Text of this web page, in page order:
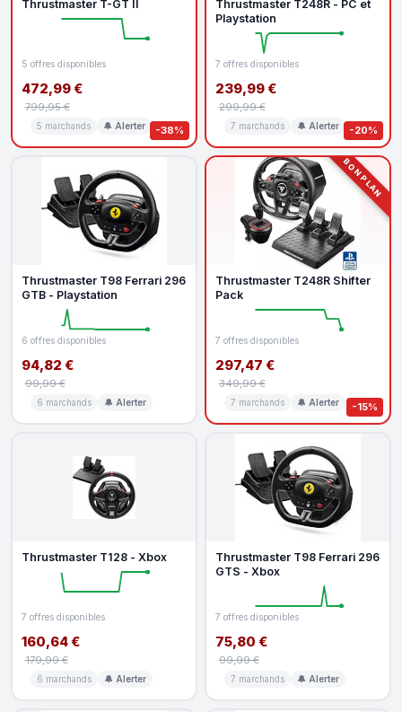
-38%
Thrustmaster T-GT II
5 offres disponibles
472,99 €
799,95 €
5 marchands 🔔 Alerter -20%
Thrustmaster T248R - PC et
Playstation
7 offres disponibles
239,99 €
299,99 €
7 marchands 🔔 Alerter
Thrustmaster T98 Ferrari 296
GTB - Playstation
6 offres disponibles
94,82 €
99,99 €
6 marchands 🔔 Alerter
BON PLAN
-15%
Thrustmaster T248R Shifter
Pack
7 offres disponibles
297,47 €
349,99 €
7 marchands 🔔 Alerter
Thrustmaster T128 - Xbox
7 offres disponibles
160,64 €
179,99 €
6 marchands 🔔 Alerter
Thrustmaster T98 Ferrari 296
GTS - Xbox
7 offres disponibles
75,80 €
99,99 €
7 marchands 🔔 Alerter